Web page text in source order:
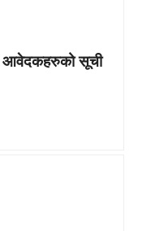
आवेदकहरुको सूची